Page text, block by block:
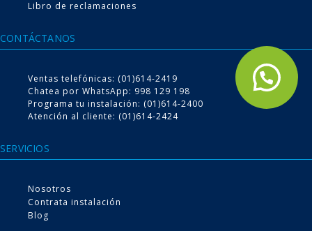
Conoce nuestro
Servicio de instalación
llevamos e instalamos
Libro de reclamaciones
CONTÁCTANOS
Ventas telefónicas: (01)614-2419
Chatea por WhatsApp: 998 129 198
Programa tu instalación: (01)614-2400
Atención al cliente: (01)614-2424
SERVICIOS
Nosotros
Contrata instalación
Blog